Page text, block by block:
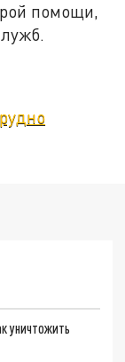
помощи,
уничтожить